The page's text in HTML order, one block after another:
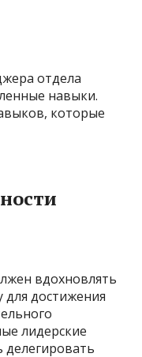
отдела
навыки.
которые
вдохновлять
достижения
лидерские
делегировать